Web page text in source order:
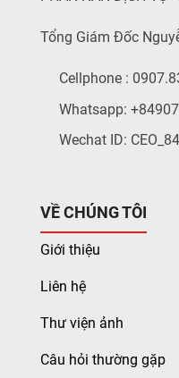
Tổng Giám Đốc
Cellphone :
Whatsapp:
Wechat ID:
VỀ CHÚNG TÔI
Giới thiệu
Liên hệ
Thư viện ảnh
Câu hỏi thường gặp